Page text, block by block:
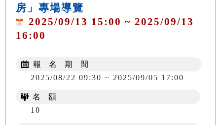
房」專場導覽
2025/09/13 15:00 ~ 2025/09/13
16:00
報 名 期 間
2025/08/22 09:30 ~ 2025/09/05 17:00
名 額
10